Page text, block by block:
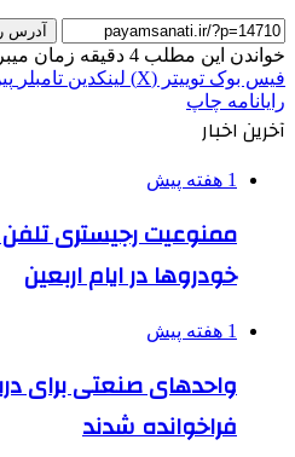
آدرس
خواندن این مطلب 4 دقیقه زمان میبرد
فیس بوک توییتر (X) لینکدین ‫تامبلر
رایانامه چاپ
آخرین اخبار
1 هفته پیش
ممنوعیت رجیستری
خودروها در ایام اربعین
1 هفته پیش
واحدهای صنعتی برای
فراخوانده شدند